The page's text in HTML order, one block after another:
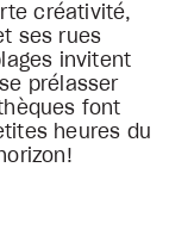
créativité,
ses rues
invitent
prélasser
font
heures du